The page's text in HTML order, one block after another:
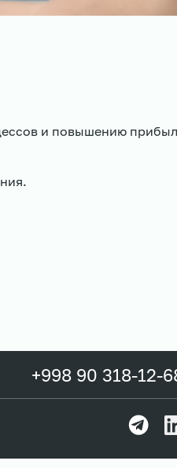
и повышению
+998 90 318-12-